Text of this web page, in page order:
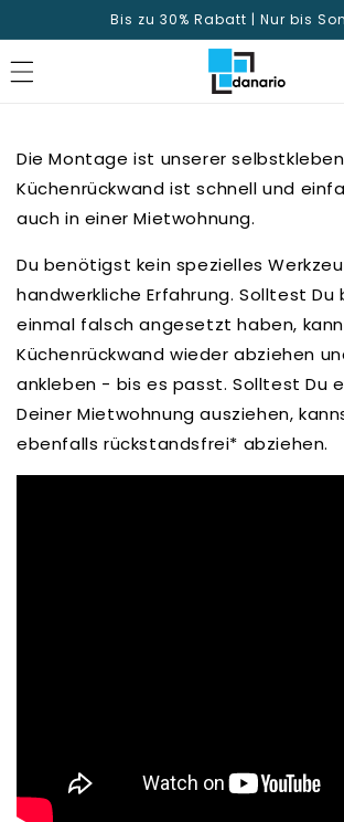
Inhalt
Bis zu 30% Rabatt | Nur bis
Die Montage ist unserer
Küchenrückwand ist schnell und
auch in einer Mietwohnung.
Du benötigst kein spezielles
handwerkliche Erfahrung. Solltest Du
einmal falsch angesetzt haben,
Küchenrückwand wieder abziehen
ankleben - bis es passt. Solltest Du
Deiner Mietwohnung ausziehen,
ebenfalls rückstandsfrei* abziehen.